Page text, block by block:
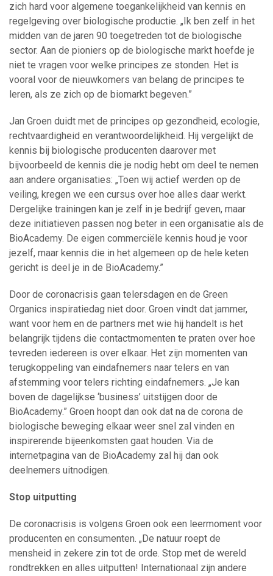
zich hard voor algemene toegankelijkheid van kennis en
regelgeving over biologische productie. „Ik ben zelf in het
midden van de jaren 90 toegetreden tot de biologische
sector. Aan de pioniers op de biologische markt hoefde je
niet te vragen voor welke principes ze stonden. Het is
vooral voor de nieuwkomers van belang de principes te
leren, als ze zich op de biomarkt begeven.”
Jan Groen duidt met de principes op gezondheid, ecologie,
rechtvaardigheid en verantwoordelijkheid. Hij vergelijkt de
kennis bij biologische producenten daarover met
bijvoorbeeld de kennis die je nodig hebt om deel te nemen
aan andere organisaties: „Toen wij actief werden op de
veiling, kregen we een cursus over hoe alles daar werkt.
Dergelijke trainingen kan je zelf in je bedrijf geven, maar
deze initiatieven passen nog beter in een organisatie als de
BioAcademy. De eigen commerciële kennis houd je voor
jezelf, maar kennis die in het algemeen op de hele keten
gericht is deel je in de BioAcademy.”
Door de coronacrisis gaan telersdagen en de Green
Organics inspiratiedag niet door. Groen vindt dat jammer,
want voor hem en de partners met wie hij handelt is het
belangrijk tijdens die contactmomenten te praten over hoe
tevreden iedereen is over elkaar. Het zijn momenten van
terugkoppeling van eindafnemers naar telers en van
afstemming voor telers richting eindafnemers. „Je kan
boven de dagelijkse ‘business’ uitstijgen door de
BioAcademy.” Groen hoopt dan ook dat na de corona de
biologische beweging elkaar weer snel zal vinden en
inspirerende bijeenkomsten gaat houden. Via de
internetpagina van de BioAcademy zal hij dan ook
deelnemers uitnodigen.
Stop uitputting
De coronacrisis is volgens Groen ook een leermoment voor
producenten en consumenten. „De natuur roept de
mensheid in zekere zin tot de orde. Stop met de wereld
rondtrekken en alles uitputten! Internationaal zijn andere